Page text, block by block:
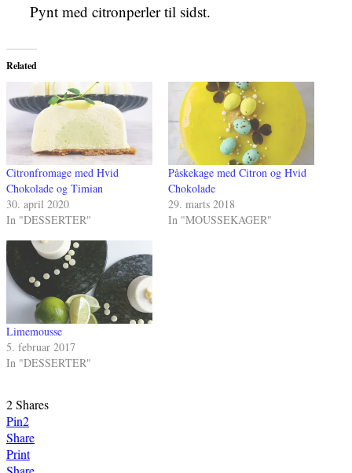
Pynt med citronperler til sidst.
Related
Citronfromage med Hvid
Chokolade og Timian
30. april 2020
In "DESSERTER"
Påskekage med Citron og Hvid
Chokolade
29. marts 2018
In "MOUSSEKAGER"
Limemousse
5. februar 2017
In "DESSERTER"
2Shares
Pin2
Share
Print